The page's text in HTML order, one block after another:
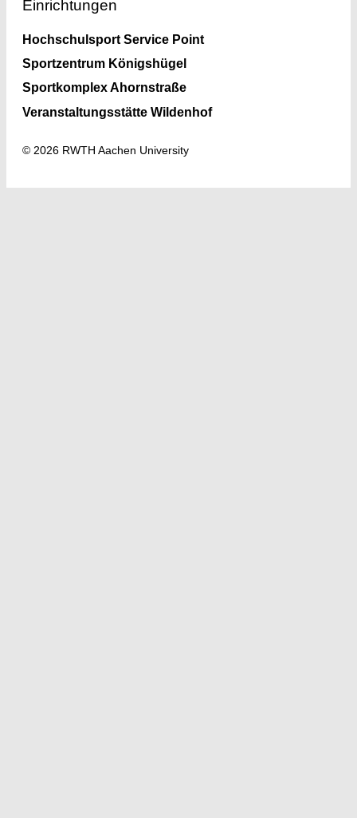
Einrichtungen
Hochschulsport Service Point
Sportzentrum Königshügel
Sportkomplex Ahornstraße
Veranstaltungsstätte Wildenhof
© 2026 RWTH Aachen University